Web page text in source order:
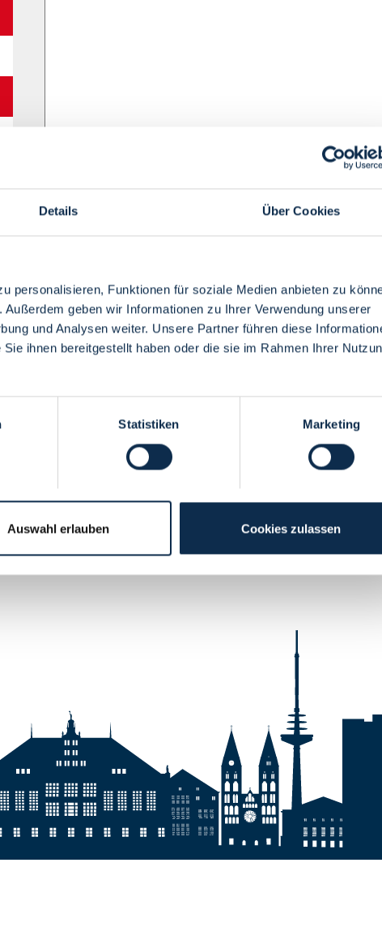
Details Über Cookies
personalisieren, Funktionen für soziale Medien anbieten zu
geben wir Informationen zu Ihrer Verwendung unserer
und Analysen weiter. Unsere Partner führen diese
ihnen bereitgestellt haben oder die sie im Rahmen Ihrer
Statistiken Marketing
Auswahl erlauben Cookies zulassen
Menü